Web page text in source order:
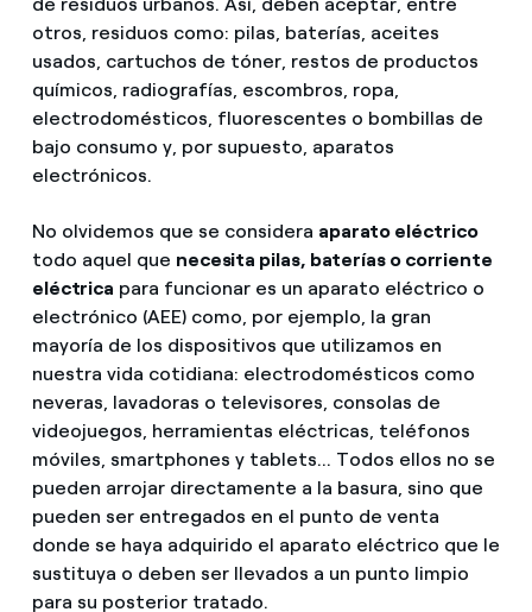
otros, residuos como: pilas, baterías, aceites
usados, cartuchos de tóner, restos de productos
químicos, radiografías, escombros, ropa,
electrodomésticos, fluorescentes o bombillas de
bajo consumo y, por supuesto, aparatos
electrónicos.
No olvidemos que se considera aparato eléctrico
todo aquel que necesita pilas, baterías o corriente
eléctrica para funcionar es un aparato eléctrico o
electrónico (AEE) como, por ejemplo, la gran
mayoría de los dispositivos que utilizamos en
nuestra vida cotidiana: electrodomésticos como
neveras, lavadoras o televisores, consolas de
videojuegos, herramientas eléctricas, teléfonos
móviles, smartphones y tablets... Todos ellos no se
pueden arrojar directamente a la basura, sino que
pueden ser entregados en el punto de venta
donde se haya adquirido el aparato eléctrico que le
sustituya o deben ser llevados a un punto limpio
para su posterior tratado.